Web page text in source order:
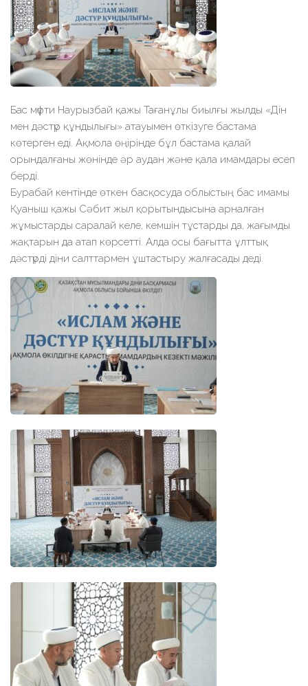
Бас мүфти Наурызбай қажы Тағанұлы биылғы жылды «Дін
мен дәстүр құндылығы» атауымен өткізуге бастама
көтерген еді. Ақмола өңірінде бұл бастама қалай
орындалғаны жөнінде әр аудан және қала имамдары есеп
берді.
Бурабай кентінде өткен басқосуда облыстың бас имамы
Қуаныш қажы Сәбит жыл қорытындысына арналған
жұмыстарды саралай келе, кемшін тұстарды да, жағымды
жақтарын да атап көрсетті. Алда осы бағытта ұлттық
дәстүрді діни салттармен ұштастыру жалғасады деді.